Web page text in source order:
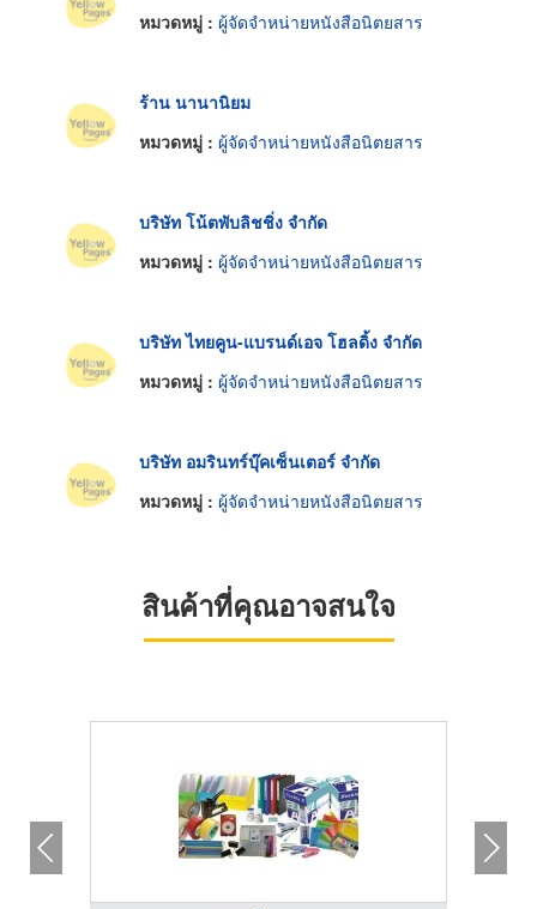
หมวดหมู่ : ผู้จัดจำหน่ายหนังสือนิตยสาร
ร้าน นานานิยม
หมวดหมู่ : ผู้จัดจำหน่ายหนังสือนิตยสาร
บริษัท โน้ตพับลิชชิ่ง จำกัด
หมวดหมู่ : ผู้จัดจำหน่ายหนังสือนิตยสาร
บริษัท ไทยคูน-แบรนด์เอจ โฮลดิ้ง จำกัด
หมวดหมู่ : ผู้จัดจำหน่ายหนังสือนิตยสาร
บริษัท อมรินทร์บุ๊คเซ็นเตอร์ จำกัด
หมวดหมู่ : ผู้จัดจำหน่ายหนังสือนิตยสาร
สินค้าที่คุณอาจสนใจ